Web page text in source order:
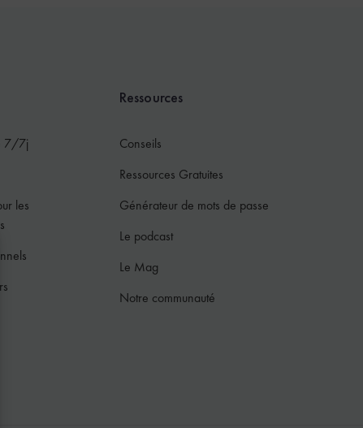
7/7j
les
Ressources
Conseils
Ressources Gratuites
Générateur de mots de passe
Le podcast
Le Mag
Notre communauté